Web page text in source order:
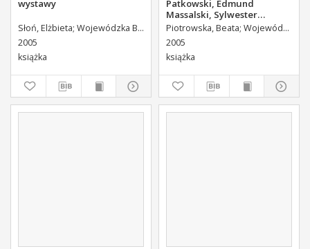
wystawy
Słoń, Elżbieta Wojewódzka Biblioteka Publiczna (Kielce). Dział Informacji i Bibliografii Regionalnej
2005
książka
Patkowski, Edmund
Massalski, Sylwester
Kowalczewski : katalog
wystawy
Piotrowska, Beata Wojewódzka Biblioteka Publiczna (Kielce). Dział Informacji i Bibliografii Regionalnej
2005
książka